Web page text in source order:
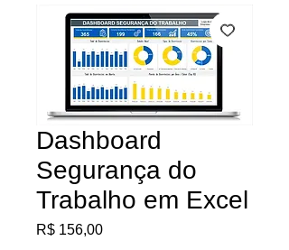
Dashboard
Segurança do
Trabalho em Excel
R$ 156,00Preço